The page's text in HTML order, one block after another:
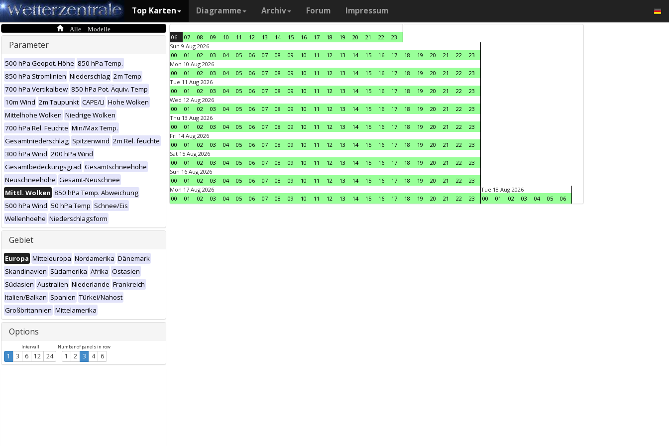
Top Karten Diagramme Archiv Forum Impressum
Alle Modelle
Parameter
500 hPa Geopot. Höhe 850 hPa Temp.
850 hPa Stromlinien Niederschlag 2m Temp
700 hPa Vertikalbew 850 hPa Pot. Äquiv. Temp
10m Wind 2m Taupunkt CAPE/LI Hohe Wolken
Mittelhohe Wolken Niedrige Wolken
700 hPa Rel. Feuchte Min/Max Temp.
Gesamtniederschlag Spitzenwind 2m Rel. feuchte
300 hPa Wind 200 hPa Wind
Gesamtbedeckungsgrad Gesamtschneehöhe
Neuschneehöhe Gesamt-Neuschnee
Mittl. Wolken 850 hPa Temp. Abweichung
500 hPa Wind 50 hPa Temp Schnee/Eis
Wellenhoehe Niederschlagsform
Gebiet
Europa Mitteleuropa Nordamerika Dänemark
Skandinavien Südamerika Afrika Ostasien
Südasien Australien Niederlande Frankreich
Italien/Balkan Spanien Türkei/Nahost
Großbritannien Mittelamerika
Options
Intervall
1 3 6 12 24
Number of panels in row
1 2 3 4 6
06 07 08 09 10 11 12 13 14 15 16 17 18 19 20 21 22
23
Sun 9 Aug 2026
00
01 02 03 04 05 06 07 08 09 10 11 12 13 14 15 16 17 18 19 20 21 22
23
Mon 10 Aug 2026
00
01 02 03 04 05 06 07 08 09 10 11 12 13 14 15 16 17 18 19 20 21 22
23
Tue 11 Aug 2026
00
01 02 03 04 05 06 07 08 09 10 11 12 13 14 15 16 17 18 19 20 21 22
23
Wed 12 Aug 2026
00
01 02 03 04 05 06 07 08 09 10 11 12 13 14 15 16 17 18 19 20 21 22
23
Thu 13 Aug 2026
00
01 02 03 04 05 06 07 08 09 10 11 12 13 14 15 16 17 18 19 20 21 22
23
Fri 14 Aug 2026
00
01 02 03 04 05 06 07 08 09 10 11 12 13 14 15 16 17 18 19 20 21 22
23
Sat 15 Aug 2026
00
01 02 03 04 05 06 07 08 09 10 11 12 13 14 15 16 17 18 19 20 21 22
23
Sun 16 Aug 2026
00
01 02 03 04 05 06 07 08 09 10 11 12 13 14 15 16 17 18 19 20 21 22
23
Mon 17 Aug 2026
00
01 02 03 04 05 06 07 08 09 10 11 12 13 14 15 16 17 18 19 20 21 22 23
Tue 18 Aug 2026
00
01 02 03 04 05 06